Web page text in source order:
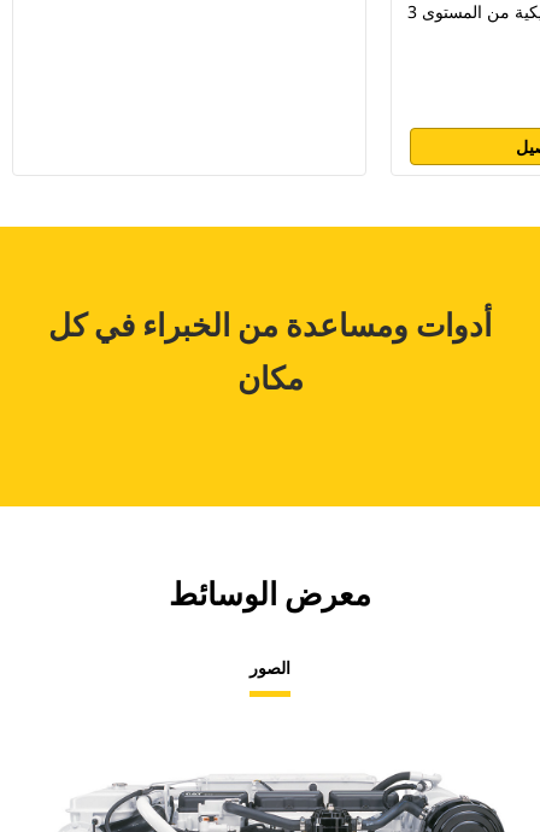
أدوات ومساعدة من الخبراء في كل
مكان
معرض الوسائط
الصور